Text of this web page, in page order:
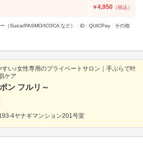
￥4,950 （税込）
（Suica/PASMO/ICOCA など） iD QUICPay その他
い♪女性専用のプライベートサロン｜手ぶらで叶
ケア
ン フルリ～
4ヤナギマンション201号室